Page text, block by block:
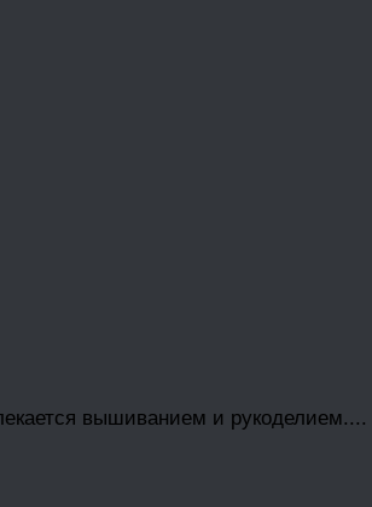
вышиванием и рукоделием....